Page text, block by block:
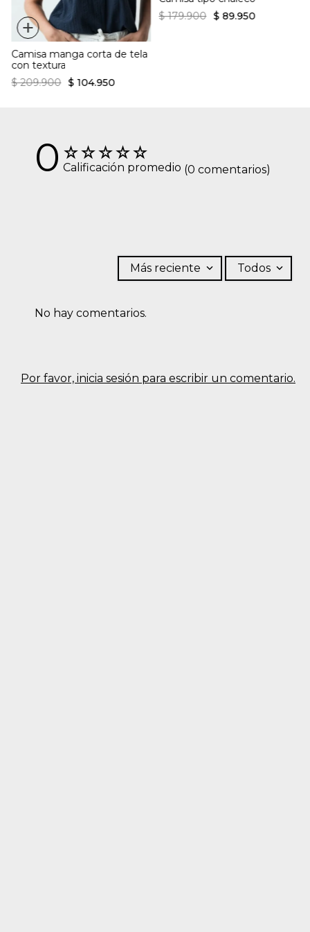
+
Camisa manga corta de tela
con textura
$ 209.900 $ 104.950
$ 179.900 $ 89.950
☆☆☆☆☆
0 Calificación promedio (0 comentarios)
Por favor, inicia sesión para escribir un comentario.
Más reciente Todos
No hay comentarios.